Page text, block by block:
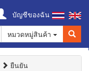
บัญชีของฉัน
หมวดหมู่สินค้า
ยืนยัน